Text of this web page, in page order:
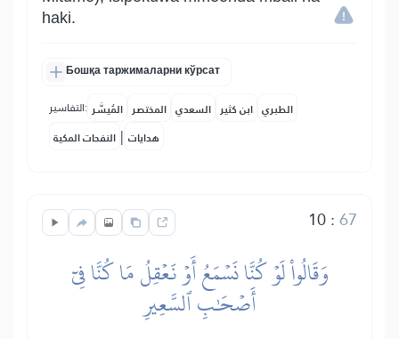
haki.
Бошқа таржималарни кўрсат
التفاسير: المُيسَّر المختصر السعدي ابن كثير الطبري
النفحات المكية | هدايات
10:67
وَقَالُواْ لَوۡ كُنَّا نَسۡمَعُ أَوۡ نَعۡقِلُ مَا كُنَّا فِيٓ
أَصۡحَٰبِ ٱلسَّعِيرِ